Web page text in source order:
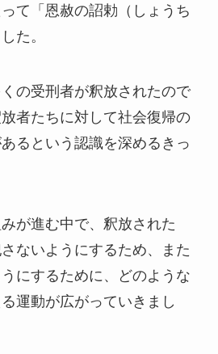
て「恩赦の詔勅（しょうち
た。
の受刑者が釈放されたので
者たちに対して社会復帰の
るという認識を深めるきっ
が進む中で、釈放された
ないようにするため、また
にするために、どのような
運動が広がっていきまし